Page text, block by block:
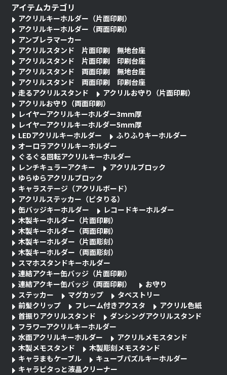
アイテムカテゴリ
アクリルキーホルダー（片面印刷）
アクリルキーホルダー（両面印刷）
アンブレラマーカー
アクリルスタンド 片面印刷 無地台座
アクリルスタンド 片面印刷 印刷台座
アクリルスタンド 両面印刷 無地台座
アクリルスタンド 両面印刷 印刷台座
走るアクリルスタンド
アクリルお守り（片面印刷）
アクリルお守り（両面印刷）
レイヤーアクリルキーホルダー3mm厚
レイヤーアクリルキーホルダー5mm厚
LEDアクリルキーホルダー
ふりふりキーホルダー
オーロラアクリルキーホルダー
ぐるぐる回転アクリルキーホルダー
レンチキュラーアクキー
アクリルブロック
ゆらゆらアクリルブロック
キャラステージ（アクリルボード）
アクリルステッカー（ピタりる）
缶バッジキーホルダー
レコードキーホルダー
木製キーホルダー（片面印刷）
木製キーホルダー（両面印刷）
木製キーホルダー（片面彫刻）
木製キーホルダー（両面彫刻）
スマホスタンドキーホルダー
連結アクキー缶バッジ（片面印刷）
連結アクキー缶バッジ（両面印刷）
お守り
ステッカー
マグカップ
タペストリー
前髪クリップ
フレーム付きアクスタ
アクリル色紙
首振りアクリルスタンド
ダンシングアクリルスタンド
フラワーアクリルキーホルダー
水面アクリルキーホルダー
アクリルメモスタンド
木製メモスタンド
木製彫刻メモスタンド
キャラまもケーブル
キューブパズルキーホルダー
キャラピタっと液晶クリーナー